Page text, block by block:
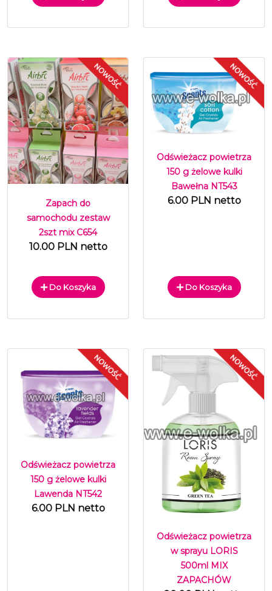
Zapach do
samochodu zestaw
2szt mix C654
10.00 PLN netto
Do Koszyka
Odświeżacz powietrza
150 g żelowe kulki
Bawełna NT543
6.00 PLN netto
Do Koszyka
Odświeżacz powietrza
150 g żelowe kulki
Lawenda NT542
6.00 PLN netto
Odświeżacz powietrza
w sprayu LORIS
500ml MIX
ZAPACHÓW